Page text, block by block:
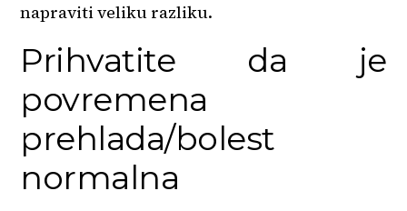
napraviti veliku razliku.
Prihvatite da je
povremena
prehlada/bolest
normalna